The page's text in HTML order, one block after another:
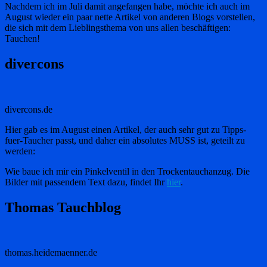
Nachdem ich im Juli damit angefangen habe, möchte ich auch im
August wieder ein paar nette Artikel von anderen Blogs vorstellen,
die sich mit dem Lieblingsthema von uns allen beschäftigen:
Tauchen!
divercons
divercons.de
Hier gab es im August einen Artikel, der auch sehr gut zu Tipps-
fuer-Taucher passt, und daher ein absolutes MUSS ist, geteilt zu
werden:
Wie baue ich mir ein Pinkelventil in den Trockentauchanzug. Die
Bilder mit passendem Text dazu, findet Ihrhier.
Thomas Tauchblog
thomas.heidemaenner.de